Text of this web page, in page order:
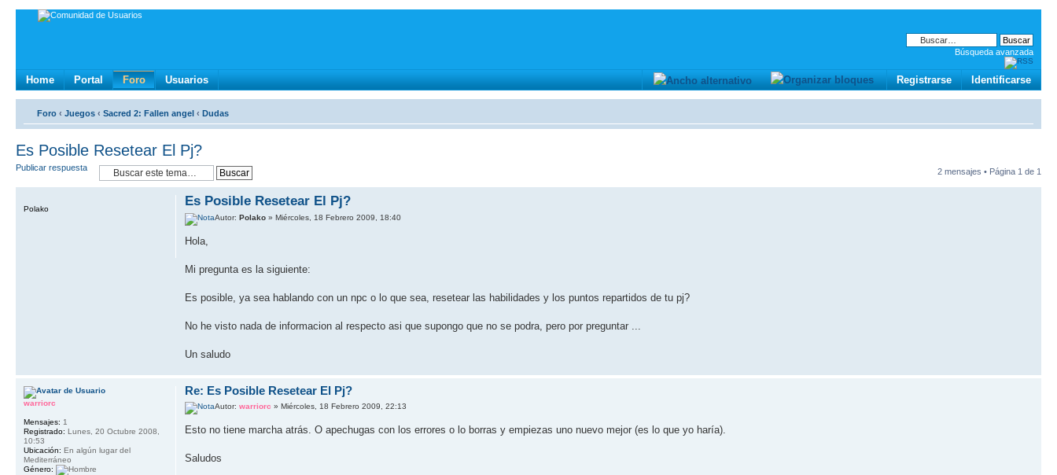
Búsqueda avanzada
Home Portal Foro Usuarios Identificarse
Registrarse
Foro ‹ Juegos ‹ Sacred 2: Fallen angel ‹ Dudas
Es Posible Resetear El Pj?
Publicar respuesta 2 mensajes • Página 1 de 1
Es Posible Resetear El Pj?
Autor:Polako » Miércoles, 18 Febrero 2009, 18:40
Hola,
Mi pregunta es la siguiente:
Es posible, ya sea hablando con un npc o lo que sea, resetear las habilidades y los puntos repartidos de tu pj?
No he visto nada de informacion al respecto asi que supongo que no se podra, pero por preguntar ...
Un saludo
Polako
Re: Es Posible Resetear El Pj?
Autor:warriorc » Miércoles, 18 Febrero 2009, 22:13
Esto no tiene marcha atrás. O apechugas con los errores o lo borras y empiezas uno nuevo mejor (es lo que yo haría).
Saludos
warriorc
Mensajes: 1
Registrado: Lunes, 20 Octubre 2008,
10:53
Ubicación: En algún lugar del
Mediterráneo
Género: